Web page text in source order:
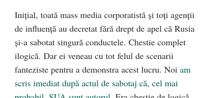
Inițial, toată mass media corporatistă și toți agenții
de influență au decretat fără drept de apel că Rusia
și-a sabotat singură conductele. Chestie complet
ilogică. Dar ei veneau cu tot felul de scenarii
fanteziste pentru a demonstra acest lucru. Noi am
scris imediat după actul de sabotaj că, cel mai